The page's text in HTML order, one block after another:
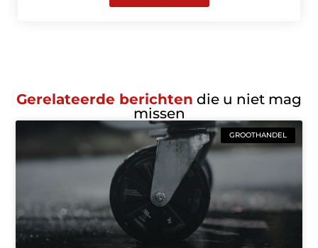
Gerelateerde berichten die u niet mag
missen
GROOTHANDEL